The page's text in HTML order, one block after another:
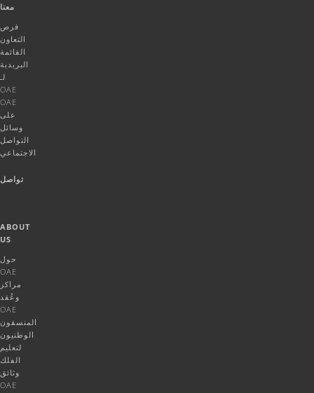
معنا
فرص
التعاون
القائمة
البريدية
لـ
OAE
OAE
على
وسائل
التواصل
الاجتماعي
تواصل
ABOUT
US
حول
OAE
مراكز
وعُقد
OAE
المنسقون
الوطنيون
لتعليم
الفلك
وثائق
OAE